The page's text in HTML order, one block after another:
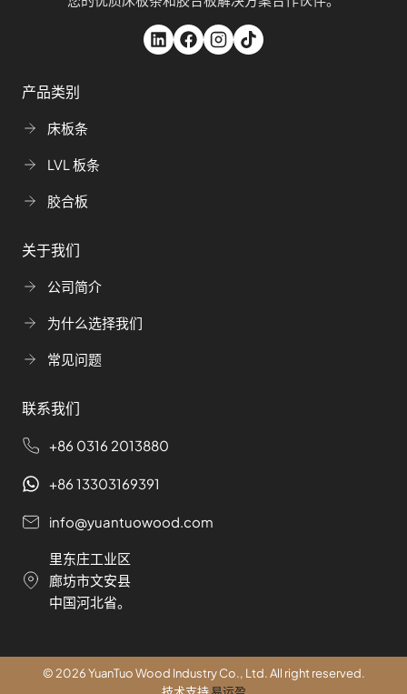
产品类别
床板条
LVL 板条
胶合板
关于我们
公司简介
为什么选择我们
常见问题
联系我们
+86 0316 2013880
+86 13303169391
info@yuantuowood.com
里东庄工业区
廊坊市文安县
中国河北省。
© 2026 YuanTuo Wood Industry Co., Ltd. All right reserved.